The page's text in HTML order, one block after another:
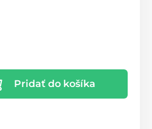
Pridať do košíka